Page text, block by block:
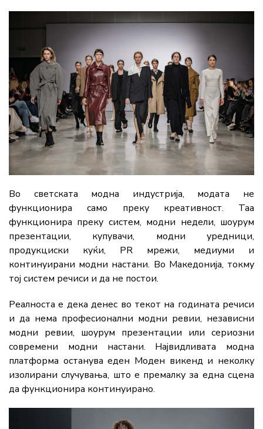
Во светската модна индустрија, модата не
функционира само преку креативност. Таа
функционира преку систем, модни недели, шоурум
презентации, купувачи, модни уредници,
продукциски куќи, PR мрежи, медиуми и
континуирани модни настани. Во Македонија, токму
тој систем речиси и да не постои.
Реалноста е дека денес во текот на годината речиси
и да нема професионални модни ревии, независни
модни ревии, шоурум презентации или сериозни
современи модни настани. Највидливата модна
платформа останува еден Моден викенд и неколку
изолирани случувања, што е премалку за една сцена
да функционира континуирано.